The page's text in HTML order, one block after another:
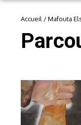
Accueil /Mafouta